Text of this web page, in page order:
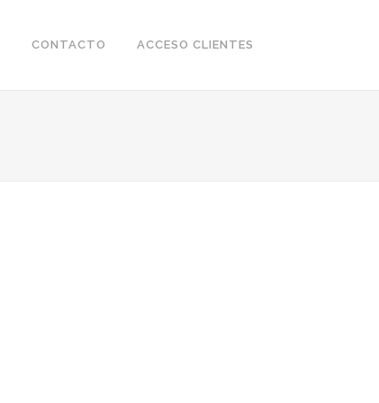
CONTACTO ACCESO CLIENTES